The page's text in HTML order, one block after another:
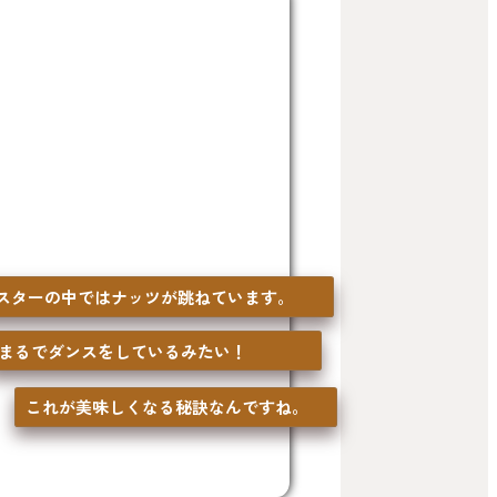
せいに落下し
ターの中ではナッツが跳ねています。
まるでダンスをしているみたい！
これが美味しくなる秘訣なんですね。